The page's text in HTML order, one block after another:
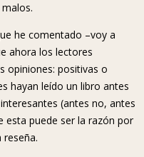
he comentado –voy a
ahora los lectores
opiniones: positivas o
hayan leído un libro antes
(antes no, antes
esta puede ser la razón por
reseña.